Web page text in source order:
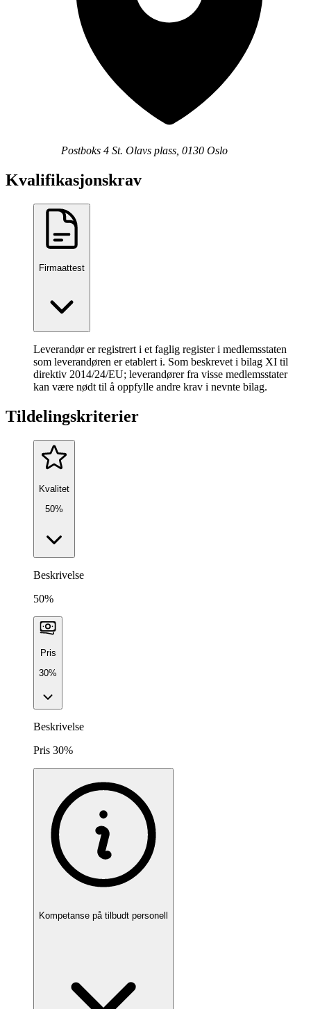
Postboks 4 St. Olavs plass, 0130 Oslo
Kvalifikasjonskrav
Firmaattest
Leverandør er registrert i et faglig register i medlemsstaten
som leverandøren er etablert i. Som beskrevet i bilag XI til
direktiv 2014/24/EU; leverandører fra visse medlemsstater
kan være nødt til å oppfylle andre krav i nevnte bilag.
Tildelingskriterier
Kvalitet
50%
Beskrivelse
50%
Pris
30%
Beskrivelse
Pris 30%
Kompetanse på tilbudt personell